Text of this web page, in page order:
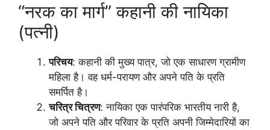
“नरक का मार्ग” कहानी की नायिका
(पत्नी)
परिचय: कहानी की मुख्य पात्र, जो एक साधारण ग्रामीण
महिला है। वह धर्म-परायण और अपने पति के प्रति
समर्पित है।
चरित्र चित्रण: नायिका एक पारंपरिक भारतीय नारी है,
जो अपने पति और परिवार के प्रति अपनी जिम्मेदारियों का